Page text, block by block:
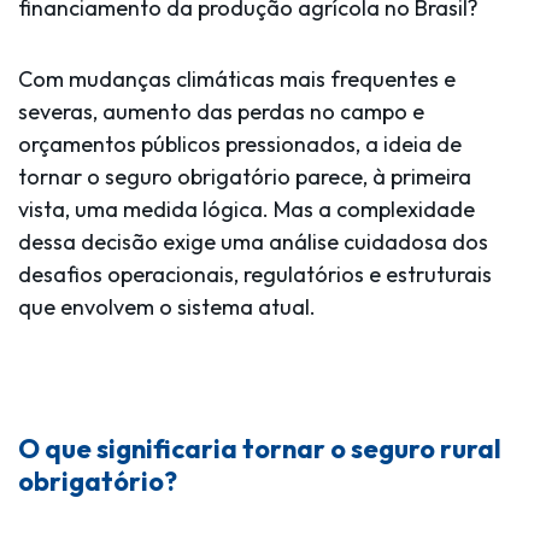
financiamento da produção agrícola no Brasil?
Com mudanças climáticas mais frequentes e
severas, aumento das perdas no campo e
orçamentos públicos pressionados, a ideia de
tornar o seguro obrigatório parece, à primeira
vista, uma medida lógica. Mas a complexidade
dessa decisão exige uma análise cuidadosa dos
desafios operacionais, regulatórios e estruturais
que envolvem o sistema atual.
O que significaria tornar o seguro rural
obrigatório?